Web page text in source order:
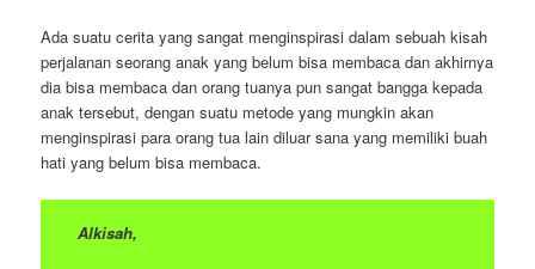
Ada suatu cerita yang sangat menginspirasi dalam sebuah kisah
perjalanan seorang anak yang belum bisa membaca dan akhirnya
dia bisa membaca dan orang tuanya pun sangat bangga kepada
anak tersebut, dengan suatu metode yang mungkin akan
menginspirasi para orang tua lain diluar sana yang memiliki buah
hati yang belum bisa membaca.
Alkisah,